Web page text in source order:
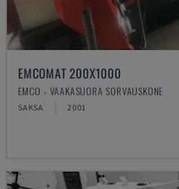
EMCOMAT 200X1000
EMCO - VAAKASUORA SORVAUSKONE
SAKSA 2001